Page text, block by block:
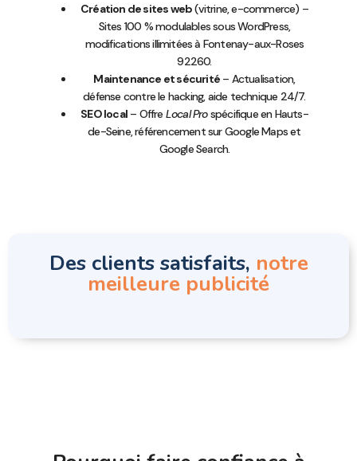
Création de sites web(vitrine, e-commerce) –
Sites 100 % modulables sous WordPress,
modifications illimitées à Fontenay-aux-Roses
92260.
Maintenance et sécurité – Actualisation,
défense contre le hacking, aide technique 24/7.
SEO local– Offre Local Prospécifique en Hauts-
de-Seine, référencement sur Google Maps et
Google Search.
Des clients satisfaits, notre
meilleure publicité